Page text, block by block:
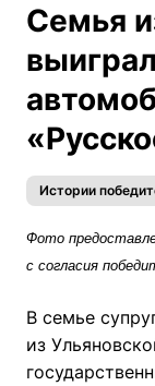
Семья
Истории
Фото
с согласия
В семье
из